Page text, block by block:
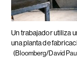
Un trabajador utiliza
una planta de
(Bloomberg/David